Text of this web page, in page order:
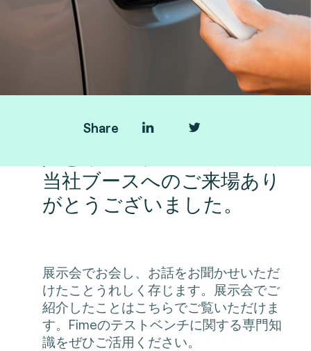
Share
当社ブースへのご来場あり
がとうございました。
展示会でお会し、お話をお聞かせいただ
けたことうれしく存じます。展示会でご
紹介したことはこちらでご覧いただけま
す。Fimeのテストベンチに関する専門知
識をぜひご活用ください。